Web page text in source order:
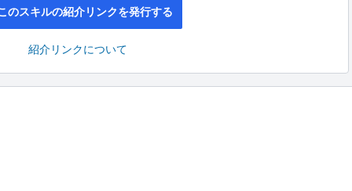
のスキルの紹介リンクを発行する
紹介リンクについて